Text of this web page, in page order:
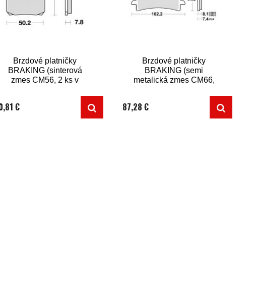
Brzdové platničky
BRAKING (sinterová
zmes CM56, 2 ks v
€
Brzdové platničky
BRAKING (semi
metalická zmes CM66,
87,28 €